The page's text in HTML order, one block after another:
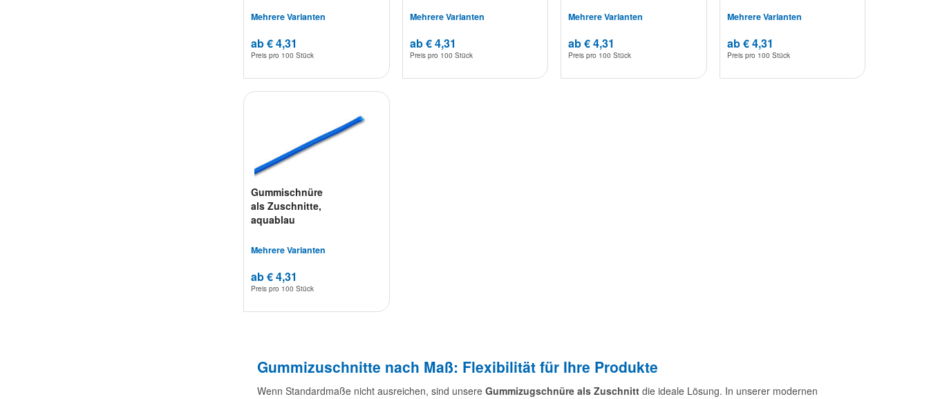
Mehrere Varianten
ab € 4,31
Preis pro 100 Stück
Mehrere Varianten
ab € 4,31
Preis pro 100 Stück
Mehrere Varianten
ab € 4,31
Preis pro 100 Stück
Mehrere Varianten
ab € 4,31
Preis pro 100 Stück
Gummischnüre
als Zuschnitte,
aquablau
Mehrere Varianten
ab € 4,31
Preis pro 100 Stück
Gummizuschnitte nach Maß: Flexibilität für Ihre Produkte
Wenn Standardmaße nicht ausreichen, sind unsere Gummizugschnüre als Zuschnitt die ideale Lösung. In unserer modernen